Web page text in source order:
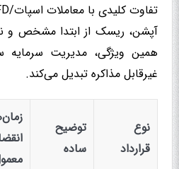
آپشن، ریسک از ابتدا مشخص و
همین ویژگی، مدیریت سرمایه
غیرقابل مذاکره تبدیل می‌کند.
نوع
قرارداد
توضیح
ساده